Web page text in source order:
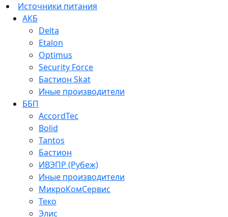
Источники питания
АКБ
Delta
Etalon
Optimus
Security Force
Бастион Skat
Иные производители
ББП
AccordTec
Bolid
Tantos
Бастион
ИВЭПР (Рубеж)
Иные производители
МикроКомСервис
Теко
Элис